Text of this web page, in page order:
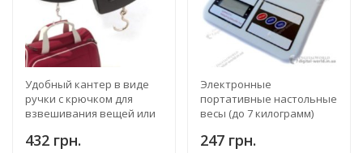
Удобный кантер в виде
ручки с крючком для
взвешивания вещей или
432 грн.
Электронные
портативные настольные
весы (до 7 килограмм)
247 грн.